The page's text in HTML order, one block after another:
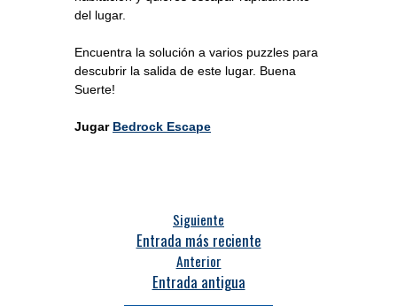
del lugar.
Encuentra la solución a varios puzzles para
descubrir la salida de este lugar. Buena
Suerte!
Jugar Bedrock Escape
Siguiente
Entrada más reciente
Anterior
Entrada antigua